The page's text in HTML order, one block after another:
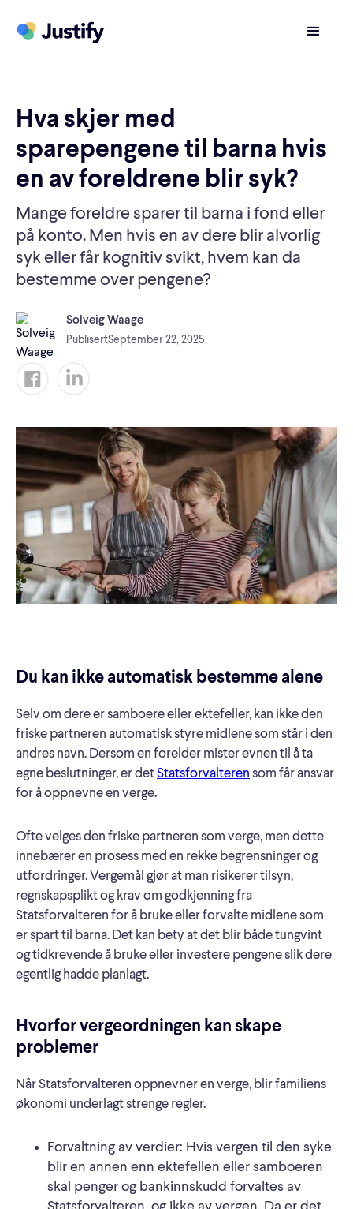
Hva skjer med
sparepengene til barna hvis
en av foreldrene blir syk?
Mange foreldre sparer til barna i fond eller
på konto. Men hvis en av dere blir alvorlig
syk eller får kognitiv svikt, hvem kan da
bestemme over pengene?
Solveig Waage
PublisertSeptember 22, 2025
Du kan ikke automatisk bestemme alene
Selv om dere er samboere eller ektefeller, kan ikke den
friske partneren automatisk styre midlene som står i den
andres navn. Dersom en forelder mister evnen til å ta
egne beslutninger, er detStatsforvalteren som får ansvar
for å oppnevne en verge.
Ofte velges den friske partneren som verge, men dette
innebærer en prosess med en rekke begrensninger og
utfordringer. Vergemål gjør at man risikerer tilsyn,
regnskapsplikt og krav om godkjenning fra
Statsforvalteren for å bruke eller forvalte midlene som
er spart til barna. Det kan bety at det blir både tungvint
og tidkrevende å bruke eller investere pengene slik dere
egentlig hadde planlagt.
Hvorfor vergeordningen kan skape
problemer
Når Statsforvalteren oppnevner en verge, blir familiens
økonomi underlagt strenge regler.
Forvaltning av verdier: Hvis vergen til den syke
blir en annen enn ektefellen eller samboeren
skal penger og bankinnskudd forvaltes av